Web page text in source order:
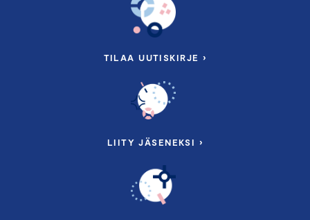
TILAA UUTISKIRJE ›
LIITY JÄSENEKSI ›